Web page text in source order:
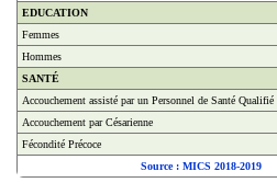
Femmes
Hommes
SANTÉ
Accouchement assisté par un Personnel de Santé Qualifié
Accouchement par Césarienne
Fécondité Précoce
Source : MICS 2018-2019